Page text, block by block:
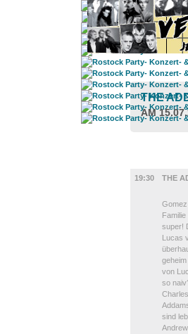
THE
AM
19:30
THE
super!
Lucas
von
so
sind